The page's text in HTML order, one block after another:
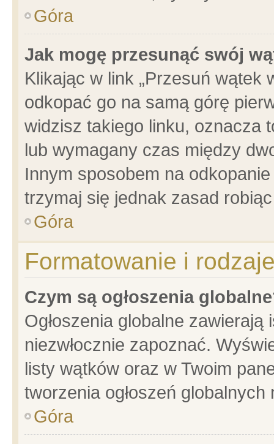
Góra
Jak mogę przesunąć swój
Klikając w link „Przesuń wątek
odkopać go na samą górę
widzisz takiego linku, oznacza
lub wymagany czas między
Innym sposobem na
trzymaj się jednak zasad
Góra
Formatowanie i
Czym są ogłoszenia
Ogłoszenia globalne
niezwłocznie zapoznać.
listy wątków oraz w Twoim
tworzenia ogłoszeń
Góra